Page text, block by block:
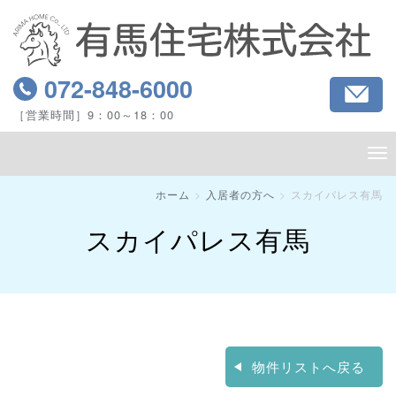
072-848-6000
［営業時間］9：00～18：00
ホーム 入居者の方へ スカイパレス有馬
スカイパレス有馬
物件リストへ戻る